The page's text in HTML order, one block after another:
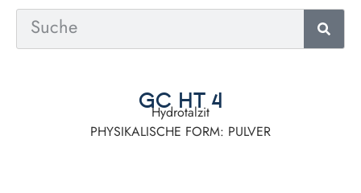
GC HT 4
Hydrotalzit
PHYSIKALISCHE FORM: PULVER